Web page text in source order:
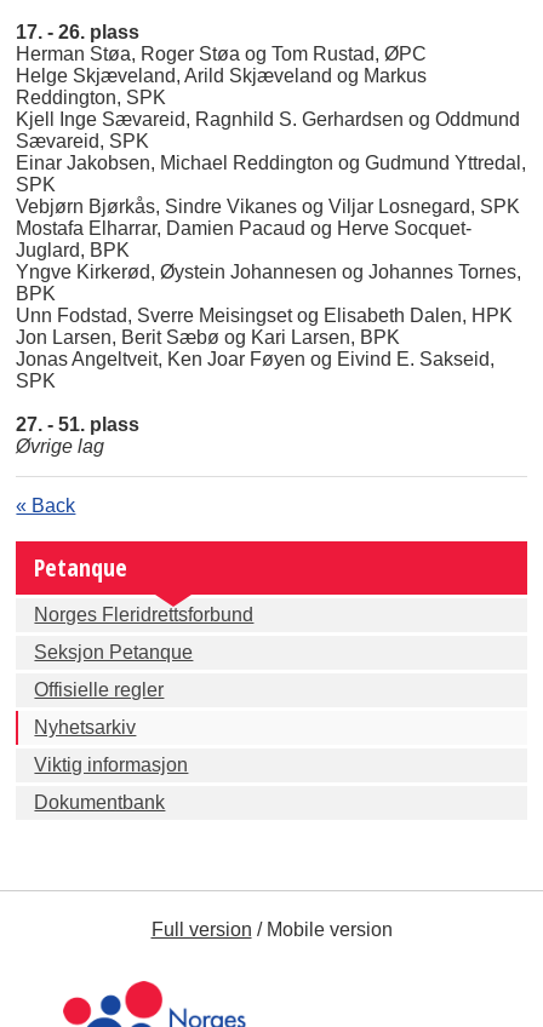
17. - 26. plass
Herman Støa, Roger Støa og Tom Rustad, ØPC
Helge Skjæveland, Arild Skjæveland og Markus
Reddington, SPK
Kjell Inge Sævareid, Ragnhild S. Gerhardsen og Oddmund
Sævareid, SPK
Einar Jakobsen, Michael Reddington og Gudmund Yttredal,
SPK
Vebjørn Bjørkås, Sindre Vikanes og Viljar Losnegard, SPK
Mostafa Elharrar, Damien Pacaud og Herve Socquet-
Juglard, BPK
Yngve Kirkerød, Øystein Johannesen og Johannes Tornes,
BPK
Unn Fodstad, Sverre Meisingset og Elisabeth Dalen, HPK
Jon Larsen, Berit Sæbø og Kari Larsen, BPK
Jonas Angeltveit, Ken Joar Føyen og Eivind E. Sakseid,
SPK
27. - 51. plass
Øvrige lag
« Back
Petanque
Norges Fleridrettsforbund
Seksjon Petanque
Offisielle regler
Nyhetsarkiv
Viktig informasjon
Dokumentbank
Full version /Mobile version